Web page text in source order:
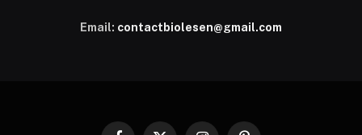
Email: contactbiolesen@gmail.com